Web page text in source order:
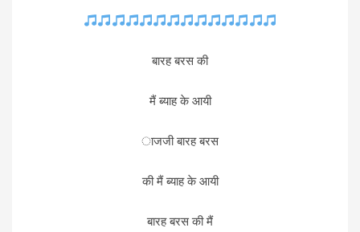
बारह बरस की
मैं ब्याह के आयी
ाजजी बारह बरस
की मैं ब्याह के आयी
बारह बरस की मैं